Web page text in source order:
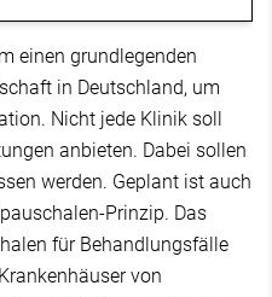
einen grundlegenden
in Deutschland, um
Nicht jede Klinik soll
anbieten. Dabei sollen
werden. Geplant ist auch
Prinzip. Das
für Behandlungsfälle
von